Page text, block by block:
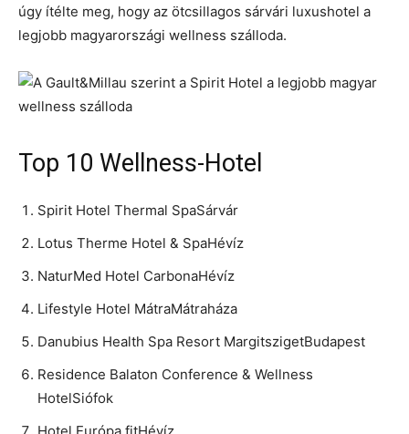
úgy ítélte meg, hogy az ötcsillagos sárvári luxushotel a
legjobb magyarországi wellness szálloda.
Top 10 Wellness-Hotel
Spirit Hotel Thermal SpaSárvár
Lotus Therme Hotel & SpaHévíz
NaturMed Hotel CarbonaHévíz
Lifestyle Hotel MátraMátraháza
Danubius Health Spa Resort MargitszigetBudapest
Residence Balaton Conference & Wellness
HotelSiófok